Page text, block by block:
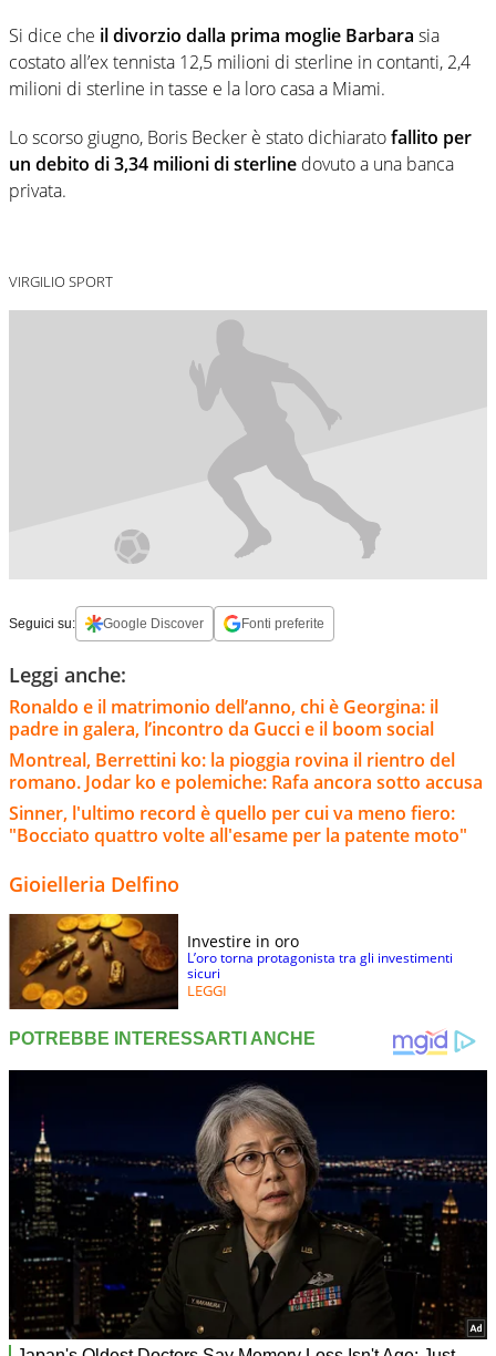
Si dice che il divorzio dalla prima moglie Barbara sia
costato all’ex tennista 12,5 milioni di sterline in contanti, 2,4
milioni di sterline in tasse e la loro casa a Miami.
Lo scorso giugno, Boris Becker è stato dichiaratofallito per
un debito di 3,34 milioni di sterline dovuto a una banca
privata.
VIRGILIO SPORT
Seguici su: Google Discover Fonti preferite
Leggi anche:
Ronaldo e il matrimonio dell’anno, chi è Georgina: il
padre in galera, l’incontro da Gucci e il boom social
Montreal, Berrettini ko: la pioggia rovina il rientro del
romano. Jodar ko e polemiche: Rafa ancora sotto accusa
Sinner, l'ultimo record è quello per cui va meno fiero:
"Bocciato quattro volte all'esame per la patente moto"
Gioielleria Delfino
Investire in oro
L’oro torna protagonista tra gli investimenti
sicuri
LEGGI